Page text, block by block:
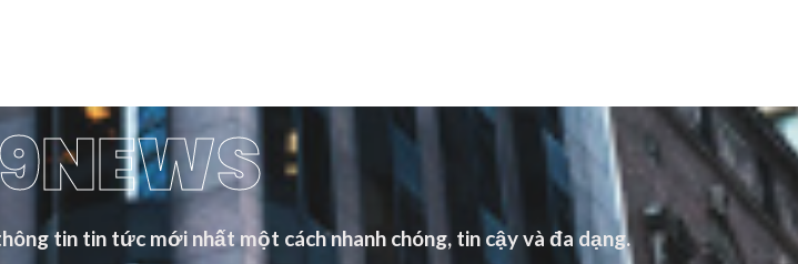
tin tin tức mới nhất một cách nhanh chóng, tin cậy và đa dạng.